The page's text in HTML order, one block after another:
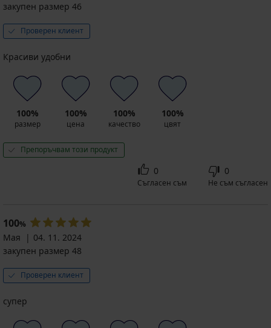
закупен размер 46
Проверен клиент
Красиви удобни
100%
размер
100%
цена
100%
качество
100%
цвят
Препоръчвам този продукт
0
Съгласен съм
0
Не съм съгласен
100%
Мая
04. 11. 2024
закупен размер 48
Проверен клиент
супер